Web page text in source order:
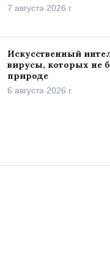
7 августа 2026 г.
Искусственный
вирусы, которых не
природе
6 августа 2026 г.